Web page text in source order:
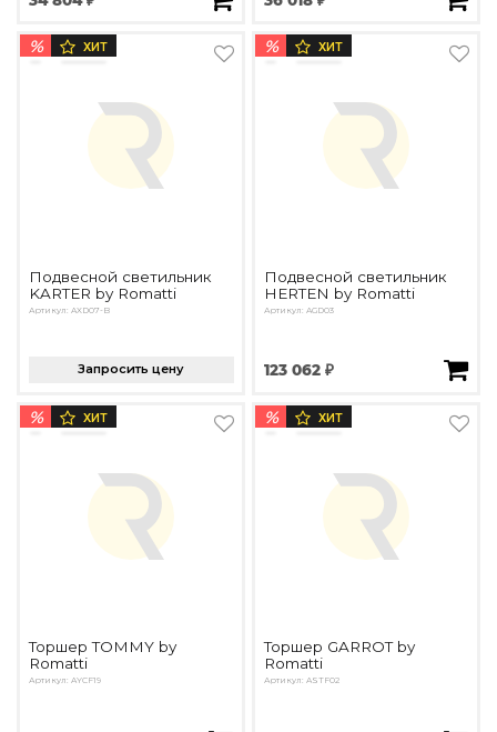
% ХИТ
Подвесной светильник
KARTER by Romatti
Артикул: AXD07-B
Запросить цену
% ХИТ
Подвесной светильник
HERTEN by Romatti
Артикул: AGD03
123 062 ₽
% ХИТ
Торшер TOMMY by
Romatti
Артикул: AYCF19
% ХИТ
Торшер GARROT by
Romatti
Артикул: ASTF02